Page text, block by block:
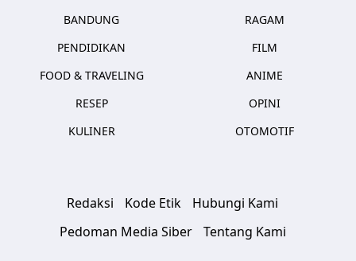
BANDUNG
PENDIDIKAN
FOOD & TRAVELING
RESEP
KULINER
RAGAM
FILM
ANIME
OPINI
OTOMOTIF
Redaksi Kode Etik
Hubungi Kami
Pedoman Media Siber
Tentang Kami